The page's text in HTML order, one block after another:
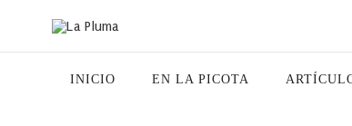
INICIO EN LA PICOTA